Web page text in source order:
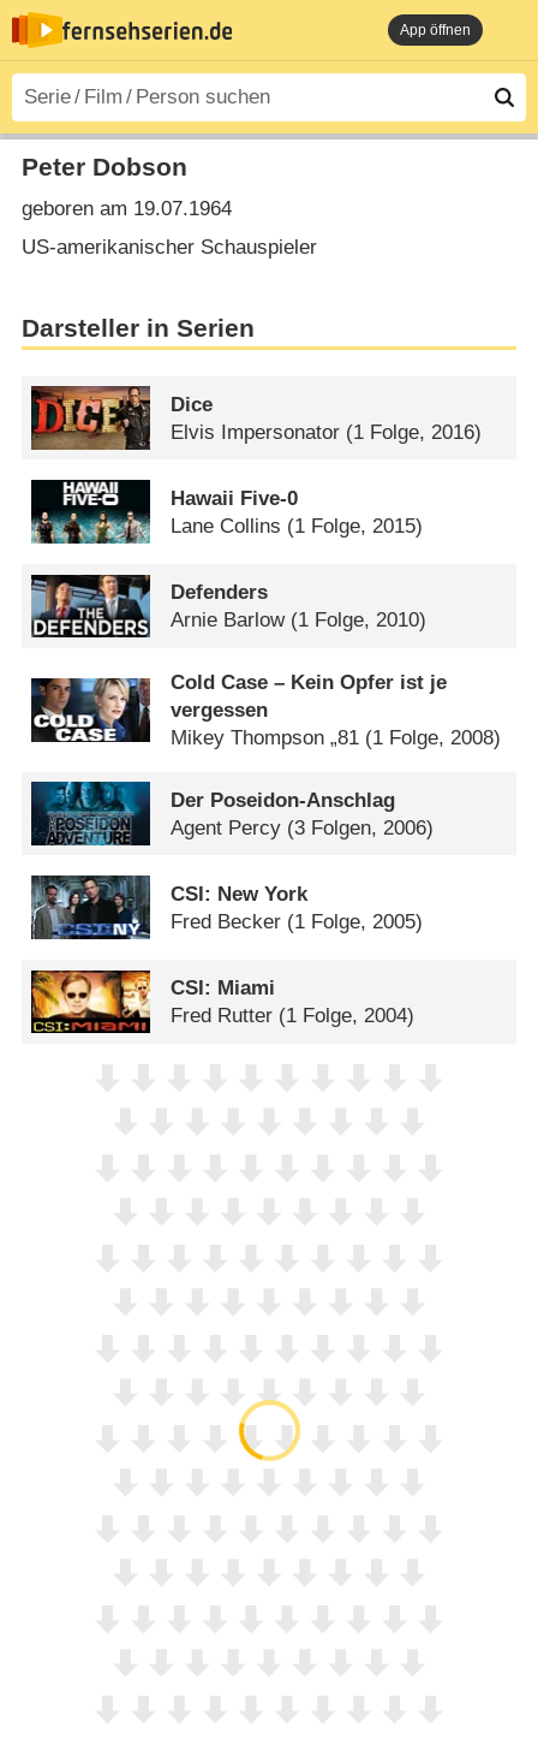
App öffnen
Peter Dobson
geboren am 19.07.1964
US-amerikanischer Schauspieler
Darsteller in Serien
Dice
Elvis Impersonator (1 Folge, 2016)
Hawaii Five-0
Lane Collins (1 Folge, 2015)
Defenders
Arnie Barlow (1 Folge, 2010)
Cold Case – Kein Opfer ist je
vergessen
Mikey Thompson „81 (1 Folge, 2008)
Der Poseidon-Anschlag
Agent Percy (3 Folgen, 2006)
CSI: New York
Fred Becker (1 Folge, 2005)
CSI: Miami
Fred Rutter (1 Folge, 2004)